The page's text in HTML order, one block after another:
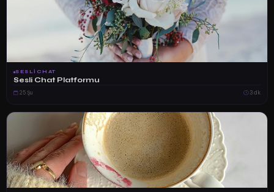
SESLICHAT
Sesli Chat Platformu
25 Şu 3 dk